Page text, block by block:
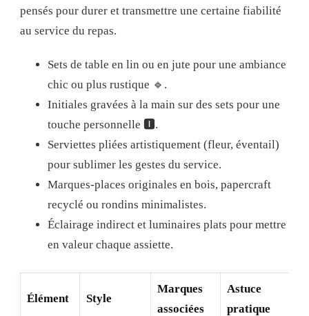
pensés pour durer et transmettre une certaine fiabilité
au service du repas.
Sets de table en lin ou en jute pour une ambiance
chic ou plus rustique 🔹.
Initiales gravées à la main sur des sets pour une
touche personnelle 🅸.
Serviettes pliées artistiquement (fleur, éventail)
pour sublimer les gestes du service.
Marques-places originales en bois, papercraft
recyclé ou rondins minimalistes.
Éclairage indirect et luminaires plats pour mettre
en valeur chaque assiette.
Élément Style
Marques
associées
Astuce
pratique